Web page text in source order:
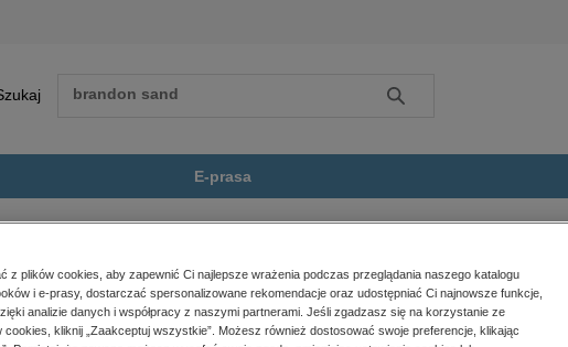
Szukaj
E-prasa
polityka, społeczno-informacyjne
psychologiczne
inne
Tom 3: Paradise” nie jest dostępny.
z plików cookies, aby zapewnić Ci najlepsze wrażenia podczas przeglądania naszego katalogu
i e-prasy, dostarczać spersonalizowane rekomendacje oraz udostępniać Ci najnowsze funkcje,
analizie danych i współpracy z naszymi partnerami. Jeśli zgadzasz się na korzystanie ze
kliknij „Zaakceptuj wszystkie”. Możesz również dostosować swoje preferencje, klikając